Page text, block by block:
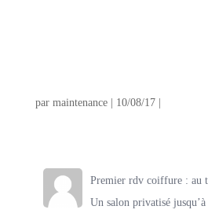
par maintenance| 10/08/17|
Premier rdv coiffure : au
Un salon privatisé